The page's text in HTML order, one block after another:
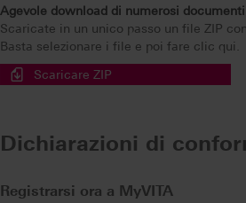
Agevole download di numerosi documenti
Scaricate in un unico passo un file ZIP
Basta selezionare i file e poi fare clic qui.
Scaricare ZIP
Dichiarazioni di
Registrarsi ora a MyVITA